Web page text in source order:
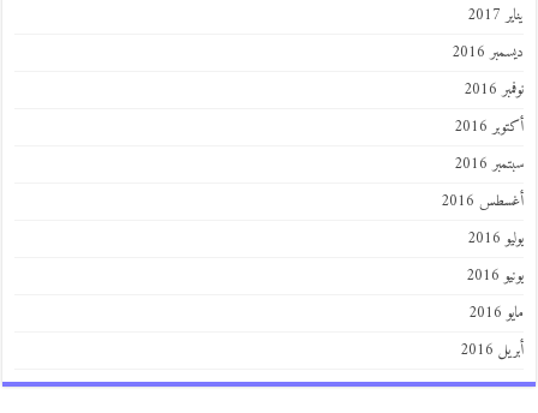
يناير 2017
ديسمبر 2016
نوفمبر 2016
أكتوبر 2016
سبتمبر 2016
أغسطس 2016
يوليو 2016
يونيو 2016
مايو 2016
أبريل 2016